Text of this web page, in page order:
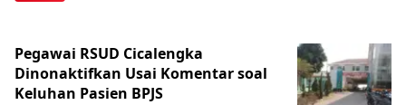
Pegawai RSUD Cicalengka
Dinonaktifkan Usai Komentar soal
Keluhan Pasien BPJS